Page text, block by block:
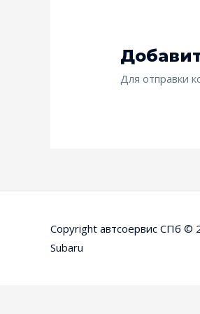
Для отправки
Copyright автсоервис СПб ©
Subaru